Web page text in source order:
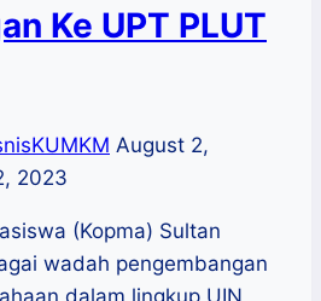
Ke UPT PLUT
August 2,
2023
(Kopma) Sultan
wadah pengembangan